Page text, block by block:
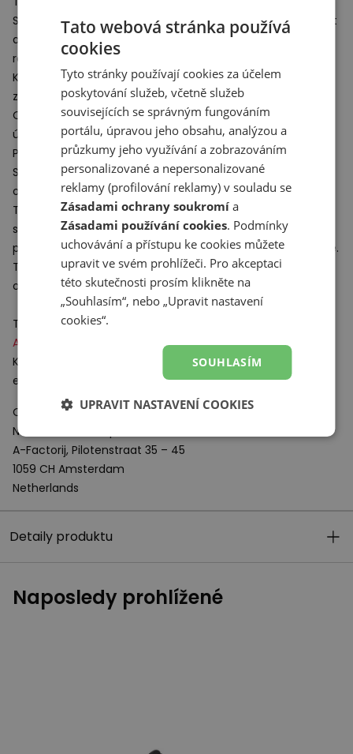
Svršek vyrobený ze syntetických materiálů zajišťuje lehkost
a odolnost, zatímco jeho propracovaná konstrukce s
reliéfními detaily podtrhuje moderní styl.
Klasické šněrování umožňuje individuální přizpůsobení a
zaručuje stabilitu a pohodlí při každodenním nošení.
O tlumení se stará pokročilá technologieABZORB
účinně pohlcuje nárazy.
Profilovaná mezipodešev a charakteristické prvky
SBS
v zadní části podrážky zajišťují výjimečné pohodlí a
oporu po celý den.
Tenisky New Balance ze sérieABZORB5030 představují
spojení retro estetiky s moderními řešeními a nabízejí
pohodlí, které je při každodenním nošení nesmírně důležité.
Tato obuv skvěle podtrhnedámské ipánskésportovní
oblečení.
Technologie:
ABZORB
– dokonalé řešení pro odpružení podrážky boty.
Komponent vyrobený z polymeru vstřebává a pohlcuje
energii, která vzniká při nárazu boty o podklad.
Odpovědný subjekt:
New Balance Europe BV
A-Factorij, Pilotenstraat 35 – 45
1059 CH Amsterdam
Netherlands
Detaily produktu
Naposledy prohlížené
Tato webová stránka používá
cookies
Tyto stránky používají cookies za účelem
poskytování služeb, včetně služeb
souvisejících se správným fungováním
portálu, úpravou jeho obsahu, analýzou a
průzkumy jeho využívání a zobrazováním
personalizované a nepersonalizované
reklamy (profilování reklamy) v souladu se
Zásadami ochrany soukromí a
Zásadami používání cookies. Podmínky
uchovávání a přístupu ke cookies můžete
upravit ve svém prohlížeči. Pro akceptaci
této skutečnosti prosím klikněte na
„Souhlasím“, nebo „Upravit nastavení
cookies“.
SOUHLASÍM
UPRAVIT NASTAVENÍ COOKIES